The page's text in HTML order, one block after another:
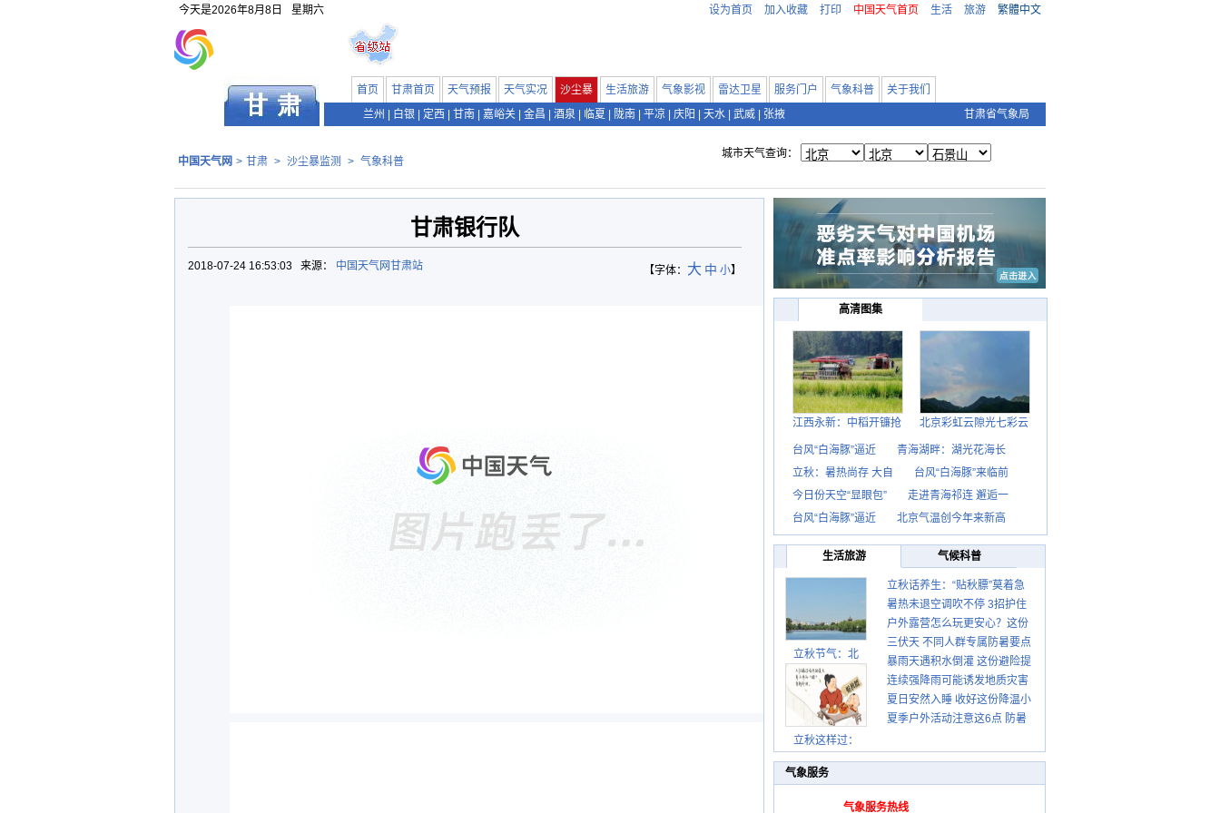
今天是2026年8月8日 星期六 设为首页 加入收藏 打印 中国天气首页 生活 旅游 繁體中文
首页 甘肃首页 天气预报 天气实况 沙尘暴 生活旅游 气象影视 雷达卫星 服务门户 气象科普
关于我们
兰州
白银 定西 甘南 嘉峪关 金昌 酒泉 临夏 陇南 平凉 庆阳 天水 武威 张掖 甘肃省气象局
中国天气网 > 甘肃 > 沙尘暴监测 > 气象科普
城市天气查询：
甘肃银行队
【字体： 大 中 小】
2018-07-24 16:53:03 来源： 中国天气网甘肃站
高清图集
江西永新：中稻开镰抢 北京彩虹云隙光七彩云
台风“白海豚”逼近
青海湖畔：湖光花海长
立秋：暑热尚存 大自
台风“白海豚”来临前
今日份天空“显眼包”
走进青海祁连 邂逅一
台风“白海豚”逼近
北京气温创今年来新高
生活旅游 气候科普
立秋节气：北
立秋这样过：
立秋话养生：“贴秋膘”莫着急
先清暑再防燥
暑热未退空调吹不停 3招护住
肩颈不酸痛
户外露营怎么玩更安心？这份
攻略请收好
三伏天 不同人群专属防暑要点
请收好
暴雨天遇积水倒灌 这份避险提
示请收好
连续强降雨可能诱发地质灾害
这些前兆要知道
夏日安然入睡 收好这份降温小
贴士
夏季户外活动注意这6点 防暑
气象服务
气象服务热线